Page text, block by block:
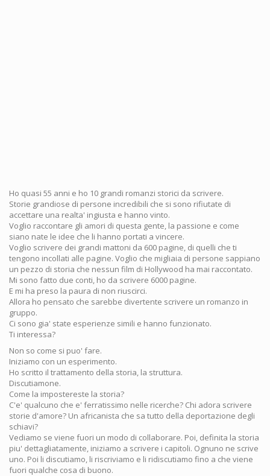
Ho quasi 55 anni e ho 10 grandi romanzi storici da scrivere.
Storie grandiose di persone incredibili che si sono rifiutate di
accettare una realta' ingiusta e hanno vinto.
Voglio raccontare gli amori di questa gente, la passione e come
siano nate le idee che li hanno portati a vincere.
Voglio scrivere dei grandi mattoni da 600 pagine, di quelli che ti
tengono incollati alle pagine. Voglio che migliaia di persone sappiano
un pezzo di storia che nessun film di Hollywood ha mai raccontato.
Mi sono fatto due conti, ho da scrivere 6000 pagine.
E mi ha preso la paura di non riuscirci.
Allora ho pensato che sarebbe divertente scrivere un romanzo in
gruppo.
Ci sono gia' state esperienze simili e hanno funzionato.
Ti interessa?
Non so come si puo' fare.
Iniziamo con un esperimento.
Ho scritto il trattamento della storia, la struttura.
Discutiamone.
Come la impostereste la storia?
C'e' qualcuno che e' ferratissimo nelle ricerche? Chi adora scrivere
storie d'amore? Un africanista che sa tutto della deportazione degli
schiavi?
Vediamo se viene fuori un modo di collaborare. Poi, definita la storia
piu' dettagliatamente, iniziamo a scrivere i capitoli. Ognuno ne scrive
uno. Poi li discutiamo, li riscriviamo e li ridiscutiamo fino a che viene
fuori qualche cosa di buono.